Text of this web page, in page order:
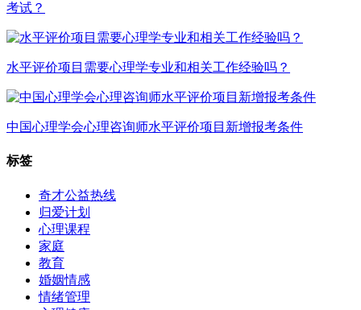
考试？
水平评价项目需要心理学专业和相关工作经验吗？
中国心理学会心理咨询师水平评价项目新增报考条件
标签
奇才公益热线
归爱计划
心理课程
家庭
教育
婚姻情感
情绪管理